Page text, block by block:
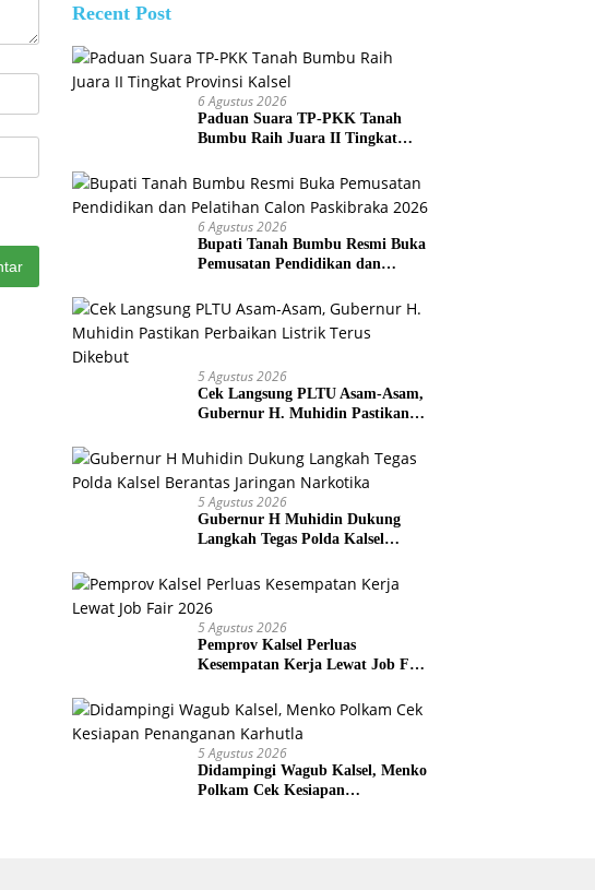
Recent Post
6 Agustus 2026
Paduan Suara TP-PKK Tanah
Bumbu Raih Juara II Tingkat
6 Agustus 2026
Bupati Tanah Bumbu Resmi Buka
Pemusatan Pendidikan dan
5 Agustus 2026
Cek Langsung PLTU Asam-Asam,
Gubernur H. Muhidin Pastikan
5 Agustus 2026
Gubernur H Muhidin Dukung
Langkah Tegas Polda Kalsel
5 Agustus 2026
Pemprov Kalsel Perluas
Kesempatan Kerja Lewat Job Fair
5 Agustus 2026
Didampingi Wagub Kalsel, Menko
Polkam Cek Kesiapan